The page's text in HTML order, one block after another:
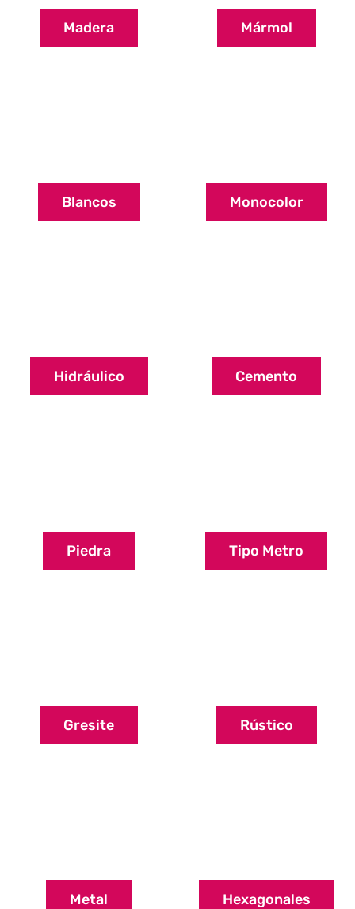
Madera Mármol
Blancos Monocolor
Hidráulico Cemento
Piedra Tipo Metro
Gresite Rústico
Metal Hexagonales